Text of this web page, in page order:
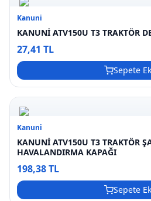
Kanuni
KANUNİ ATV150U T3 TRAKTÖR
27,41 TL
Sepete
Kanuni
KANUNİ ATV150U T3 TRAKTÖR
HAVALANDIRMA KAPAĞI
198,38 TL
Sepete